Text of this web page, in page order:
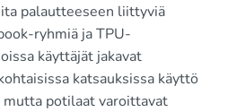
palautteeseen liittyviä
ryhmiä ja TPU-
käyttäjät jakavat
katsauksissa käyttö
potilaat varoittavat